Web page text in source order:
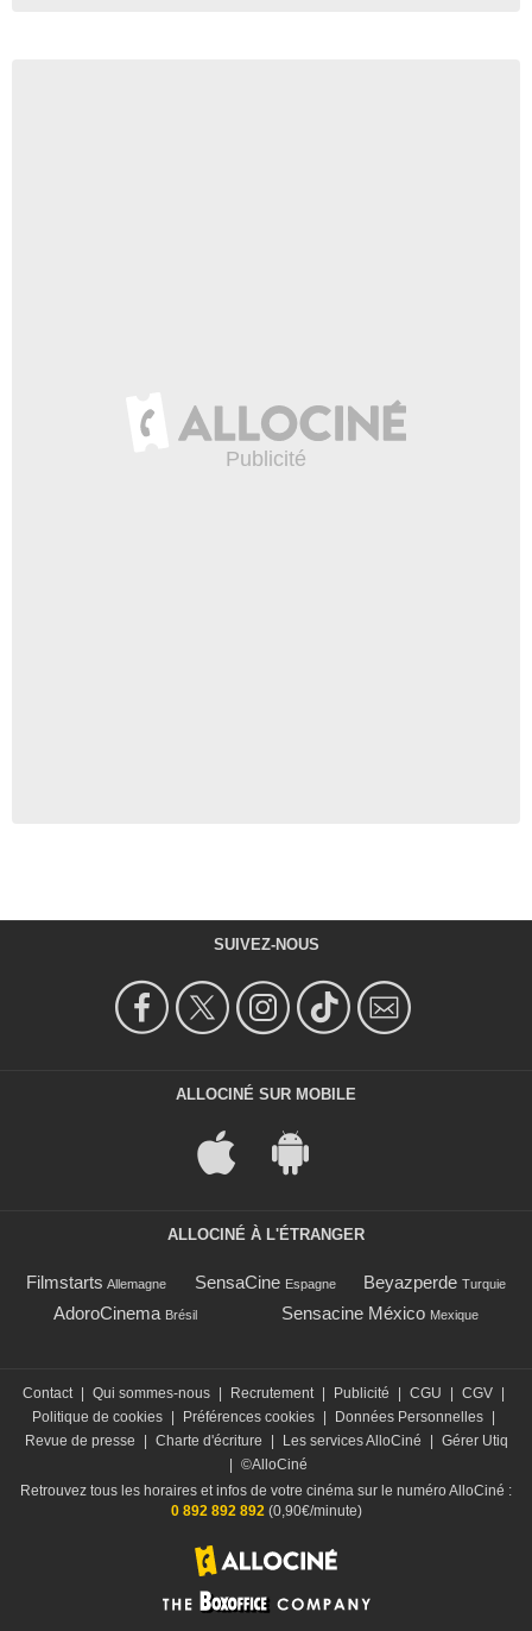
SUIVEZ-NOUS
ALLOCINÉ SUR MOBILE
ALLOCINÉ À L'ÉTRANGER
Filmstarts Allemagne SensaCine Espagne Beyazperde Turquie
AdoroCinema Brésil Sensacine México Mexique
Contact Qui sommes-nous Recrutement Publicité CGU CGV
Politique de cookies
Préférences cookies Données Personnelles
Revue de presse
Charte d'écriture Les services AlloCiné
Gérer Utiq
©AlloCiné
Retrouvez tous les horaires et infos de votre cinéma sur le numéro AlloCiné :
0 892 892 892(0,90€/minute)